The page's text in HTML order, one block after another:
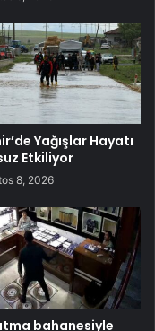
Yağışlar Hayatı
Etkiliyor
8, 2026
bahanesiyle